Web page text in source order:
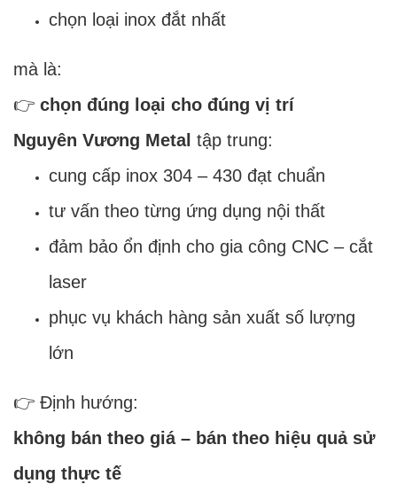
chọn loại inox đắt nhất
mà là:
👉 chọn đúng loại cho đúng vị trí
Nguyên Vương Metal tập trung:
cung cấp inox 304 – 430 đạt chuẩn
tư vấn theo từng ứng dụng nội thất
đảm bảo ổn định cho gia công CNC – cắt
laser
phục vụ khách hàng sản xuất số lượng
lớn
👉 Định hướng:
không bán theo giá – bán theo hiệu quả sử
dụng thực tế